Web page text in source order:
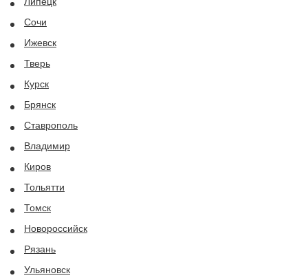
Сочи
Ижевск
Тверь
Курск
Брянск
Ставрополь
Владимир
Киров
Тольятти
Томск
Новороссийск
Рязань
Ульяновск